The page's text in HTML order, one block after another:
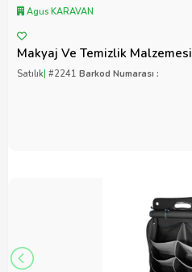
Agus KARAVAN
Makyaj Ve Temizlik
Satılık| #2241 Barkod Numarası :